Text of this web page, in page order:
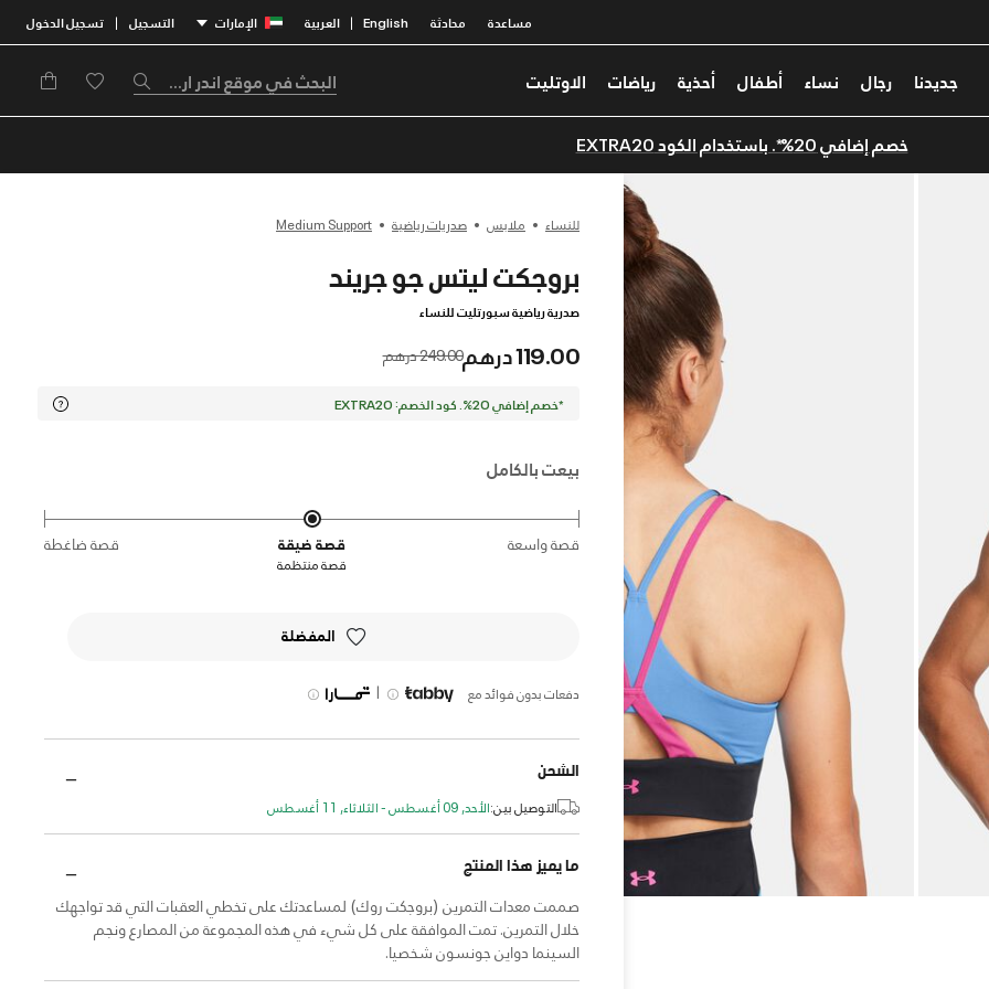
مساعدة محادثة English
| العربية الإمارات التسجيل | تسجيل الدخول
جديدنا رجال نساء أطفال أحذية رياضات الاوتليت
خصم إضافي 20%*. باستخدام الكود EXTRA20
للنساء ملابس صدريات رياضية Medium Support
بروجكت ليتس جو جريند
صدرية رياضية سبورتليت للنساء
119.00 درهم Price reduced from
249.00 درهم to
*خصم إضافي 20%. كود الخصم: EXTRA20
بيعت بالكامل
قصة واسعة قصة ضيقة قصة ضاغطة
قصة منتظمة
المفضلة
دفعات بدون فوائد مع |
الشحن
التوصيل بين:الأحد, 09 أغسطس - الثلاثاء, 11 أغسطس
ما يميز هذا المنتج
صممت معدات التمرين (بروجكت روك) لمساعدتك على تخطي العقبات التي قد تواجهك
خلال التمرين. تمت الموافقة على كل شيء في هذه المجموعة من المصارع ونجم
السينما دواين جونسون شخصيا.